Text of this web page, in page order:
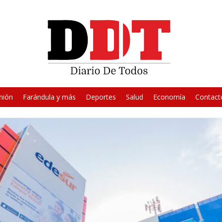
Farándula y más Deportes Salud Economía